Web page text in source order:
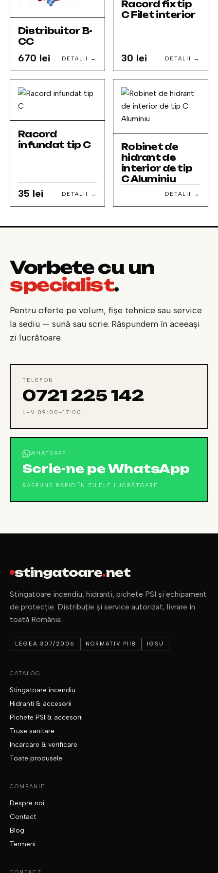
Distribuitor B-
CC
670 lei DETALII →
Racord fix tip
C Filet interior
30 lei DETALII →
Racord
infundat tip C
35 lei DETALII →
Robinet de
hidrant de
interior de tip
C Aluminiu
DETALII →
Vorbește cu un
specialist.
Pentru oferte pe volum, fișe tehnice sau service
la sediu — sună sau scrie. Răspundem în aceeași
zi lucrătoare.
TELEFON
0721 225 142
L–V 09:00–17:00
WHATSAPP
Scrie-ne pe WhatsApp
RĂSPUNS RAPID ÎN ZILELE LUCRĂTOARE
stingatoare.net
Stingatoare incendiu, hidranti, pichete PSI și echipament
de protecție. Distribuție și service autorizat, livrare în
toată România.
LEGEA 307/2006 NORMATIV P118 IGSU
CATALOG
Stingatoare incendiu
Hidranti & accesorii
Pichete PSI & accesorii
Truse sanitare
Incarcare & verificare
Toate produsele
COMPANIE
Despre noi
Contact
Blog
Termeni